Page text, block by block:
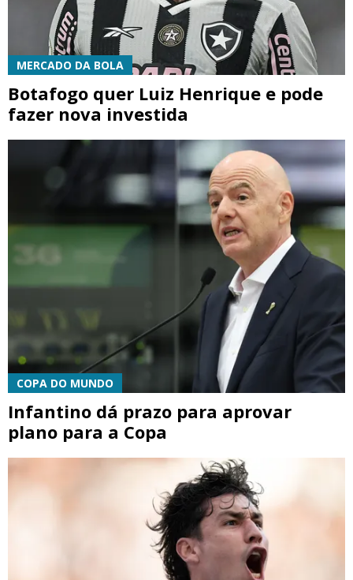
MERCADO DA BOLA
Botafogo quer Luiz Henrique e pode
fazer nova investida
COPA DO MUNDO
Infantino dá prazo para aprovar
plano para a Copa